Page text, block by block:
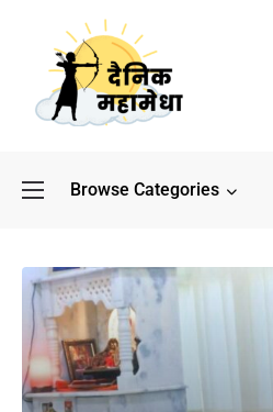
Browse Categories